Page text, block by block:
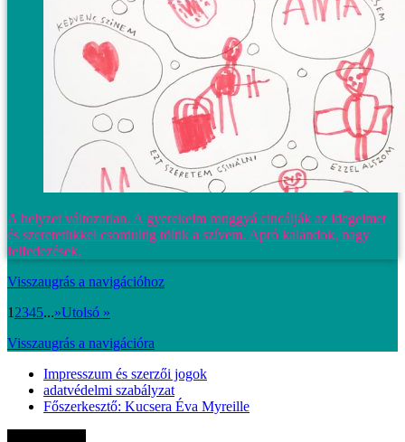
A helyzet változatlan. A gyerekeim ronggyá cincálják az idegeimet
és szeretetükkel csordultig töltik a szívem. Apró kalandok, nagy
felfedezések.
Visszaugrás a navigációhoz
1 2345...»Utolsó »
Visszaugrás a navigációra
Impresszum és szerzői jogok
adatvédelmi szabályzat
Főszerkesztő: Kucsera Éva Myreille